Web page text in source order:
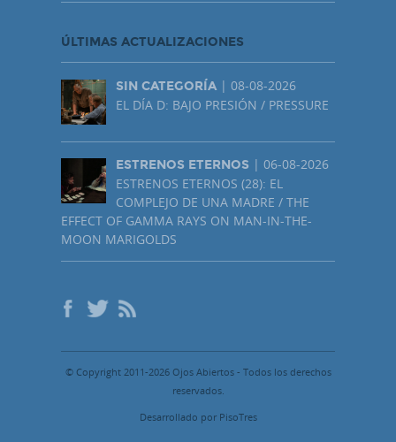
ÚLTIMAS ACTUALIZACIONES
SIN CATEGORÍA | 08-08-2026
EL DÍA D: BAJO PRESIÓN / PRESSURE
ESTRENOS ETERNOS | 06-08-2026
ESTRENOS ETERNOS (28): EL
COMPLEJO DE UNA MADRE / THE
EFFECT OF GAMMA RAYS ON MAN-IN-THE-
MOON MARIGOLDS
© Copyright 2011-2026 Ojos Abiertos - Todos los derechos
reservados.
Desarrollado por PisoTres